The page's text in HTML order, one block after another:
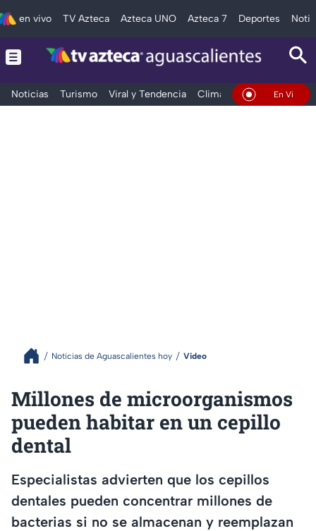
en vivo TV Azteca Azteca UNO Azteca 7 Deportes
Noticias Turismo Viral y Tendencia Clima DeportesEn Vivo
Noticias de Aguascalientes hoy Video
Millones de microorganismos
pueden habitar en un cepillo
dental
Especialistas advierten que los cepillos
dentales pueden concentrar millones de
bacterias si no se almacenan y reemplazan